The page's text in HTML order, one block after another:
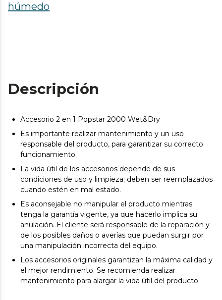
húmedo
Descripción
Accesorio 2 en 1 Popstar 2000 Wet&Dry
Es importante realizar mantenimiento y un uso
responsable del producto, para garantizar su correcto
funcionamiento.
La vida útil de los accesorios depende de sus
condiciones de uso y limpieza; deben ser reemplazados
cuando estén en mal estado.
Es aconsejable no manipular el producto mientras
tenga la garantía vigente, ya que hacerlo implica su
anulación. El cliente será responsable de la reparación y
de los posibles daños o averías que puedan surgir por
una manipulación incorrecta del equipo.
Los accesorios originales garantizan la máxima calidad y
el mejor rendimiento. Se recomienda realizar
mantenimiento para alargar la vida útil del producto.